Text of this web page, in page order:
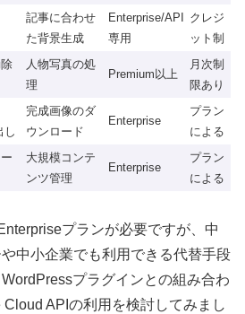
記事に合わせ
た背景生成
Enterprise/API
専用
クレジ
ット制
人物写真の処
理
Premium以上
月次制
限あり
し
完成画像のダ
ウンロード
Enterprise
プラン
による
大規模コンテ
ンツ管理
Enterprise
プラン
による
プランが必要ですが、中
中小企業でも利用できる代替手段
プラグインとの組み合わ
APIの利用を検討してみまし